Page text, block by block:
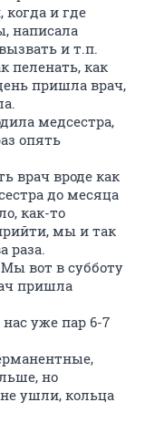
когда и где
написала
и т.п.
пеленать, как
пришла врач,
медсестра,
опять
врач вроде как
до месяца
как-то
мы и так
раза.
вот в субботу
пришла
уже пар 6-7
но
ушли, кольца